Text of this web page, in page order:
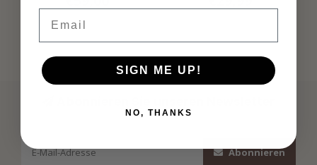
Bleibe auf dem Laufenden mit unseren Newsletter-Angeboten
Abonnieren
SIGN ME UP!
NO, THANKS